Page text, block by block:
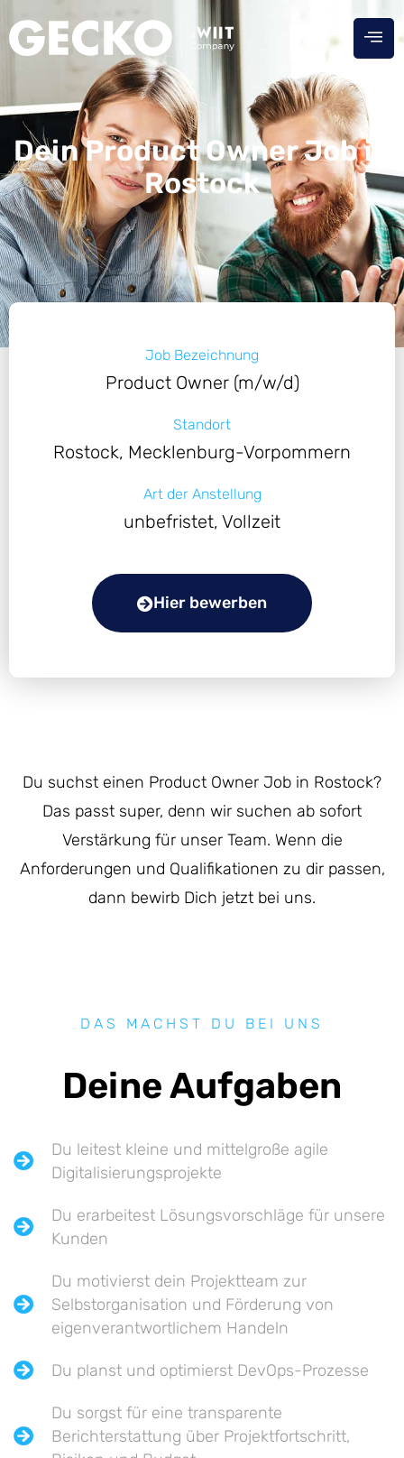
Dein Product Owner Job in
Rostock
Job Bezeichnung
Product Owner (m/w/d)
Standort
Rostock, Mecklenburg-Vorpommern
Art der Anstellung
unbefristet, Vollzeit
Hier bewerben
Du suchst einen Product Owner Job in Rostock?
Das passt super, denn wir suchen ab sofort
Verstärkung für unser Team. Wenn die
Anforderungen und Qualifikationen zu dir passen,
dann bewirb Dich jetzt bei uns.
DAS MACHST DU BEI UNS
Deine Aufgaben
Du leitest kleine und mittelgroße agile
Digitalisierungsprojekte
Du erarbeitest Lösungsvorschläge für unsere
Kunden
Du motivierst dein Projektteam zur
Selbstorganisation und Förderung von
eigenverantwortlichem Handeln
Du planst und optimierst DevOps-Prozesse
Du sorgst für eine transparente
Berichterstattung über Projektfortschritt,